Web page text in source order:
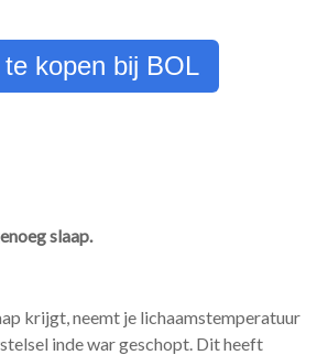
kopen bij BOL
slaap.
krijgt, neemt je lichaamstemperatuur
inde war geschopt. Dit heeft